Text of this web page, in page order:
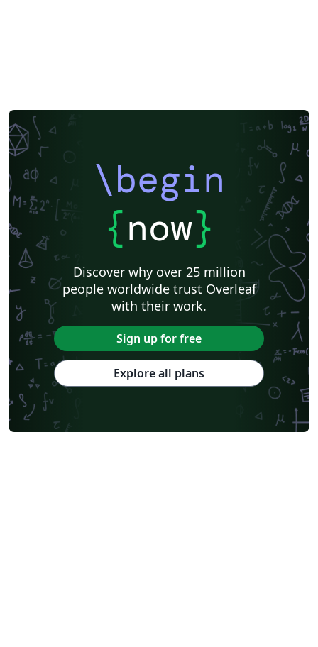
\begin
{now}
Discover why over 25 million
people worldwide trust Overleaf
with their work.
Sign up for free
Explore all plans